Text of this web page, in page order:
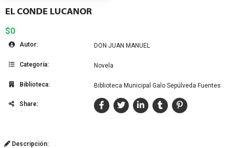
EL CONDE LUCANOR
$0
Autor: DON JUAN MANUEL
Categoría: Novela
Biblioteca: Biblioteca Municipal Galo Sepúlveda Fuentes
Share:
Descripción: